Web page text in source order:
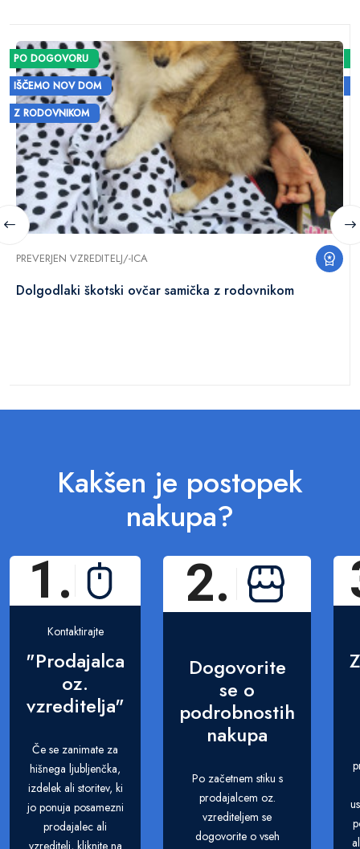
PO DOGOVORU
IŠČEMO NOV DOM
Z RODOVNIKOM
PREVERJEN VZREDITELJ/-ICA
Dolgodlaki škotski ovčar samička z rodovnikom
Kakšen je postopek
nakupa?
1.
Kontaktirajte
"Prodajalca
oz.
vzreditelja"
Če se zanimate za
hišnega ljubljenčka,
izdelek ali storitev, ki
jo ponuja posamezni
prodajalec ali
2.
Dogovorite
se o
podrobnostih
nakupa
Po začetnem stiku s
prodajalcem oz.
vzrediteljem se
dogovorite o vseh